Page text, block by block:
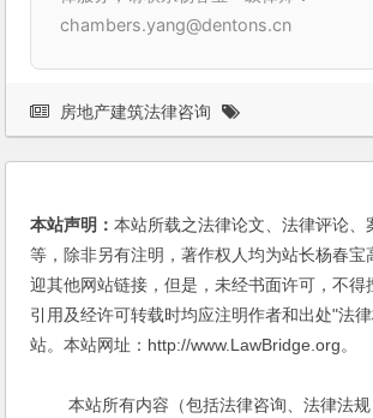
chambers.yang@dentons.cn
房地产建筑法律咨询
本站声明：本站所载之法律论文、法律评论、
等，除非另有注明，著作权人均为站长杨春宝
迎其他网站链接，但是，未经书面许可，不得
引用及经许可转载时均应注明作者和出处"法
站。本站网址：http://www.LawBridge.org。
本站所有内容（包括法律咨询、法律法规